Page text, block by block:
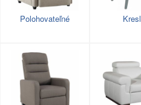
Polohovateľné